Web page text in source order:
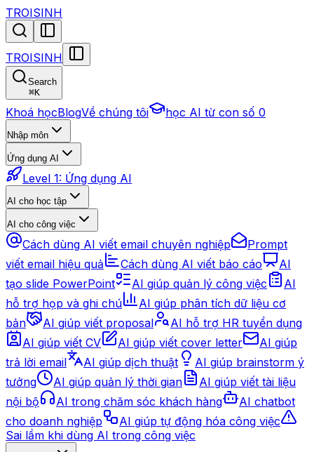
TROISINH
TROISINH
Search
⌘K
Khoá họcBlogVề chúng tôi học AI từ con số 0
Nhập môn
Ứng dụng AI
Level 1: Ứng dụng AI
AI cho học tập
AI cho công việc
Cách dùng AI viết email chuyên nghiệp
Prompt
viết email hiệu quả
Cách dùng AI viết báo cáo
AI
tạo slide PowerPoint
AI giúp quản lý công việc
AI
hỗ trợ họp và ghi chú
AI giúp phân tích dữ liệu cơ
bản
AI giúp viết proposal
AI hỗ trợ HR tuyển dụng
AI giúp viết CV
AI giúp viết cover letter
AI giúp
trả lời email
AI giúp dịch thuật
AI giúp brainstorm ý
tưởng
AI giúp quản lý thời gian
AI giúp viết tài liệu
nội bộ
AI trong chăm sóc khách hàng
AI chatbot
cho doanh nghiệp
AI giúp tự động hóa công việc
Sai lầm khi dùng AI trong công việc